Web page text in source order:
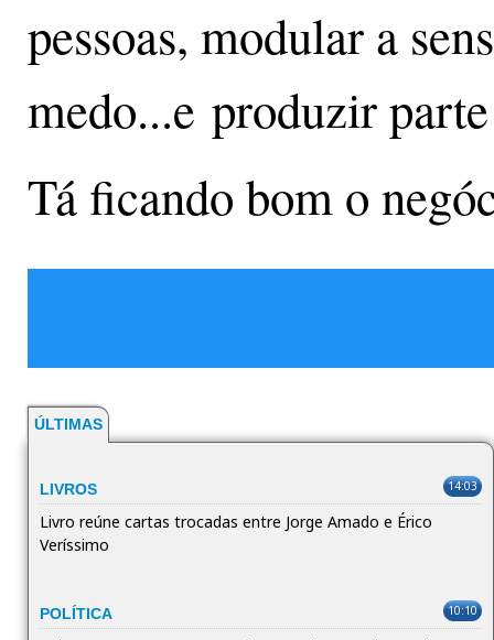
pessoas, modular a
medo...e produzir
Tá ficando bom o
ÚLTIMAS
LIVROS 14:03
Livro reúne cartas trocadas entre Jorge Amado e Érico
Veríssimo
POLÍTICA 10:10